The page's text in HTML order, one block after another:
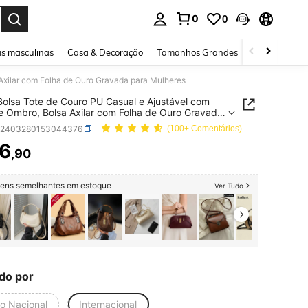
0 0
masculinas Casa & Decoração Tamanhos Grandes Joias e
com Folha de Ouro Gravada para Mulheres
Tote de Couro PU Casual e Ajustável com
Ombro, Bolsa Axilar com Folha de Ouro Gravada
(100+ Comentários)
AND AVAILABILITY
,90
semelhantes em estoque Ver Tudo
por
Nacional Internacional